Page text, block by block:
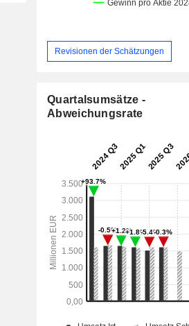
Revisionen der Schätzungen
Quartalsumsätze -
Abweichungsrate